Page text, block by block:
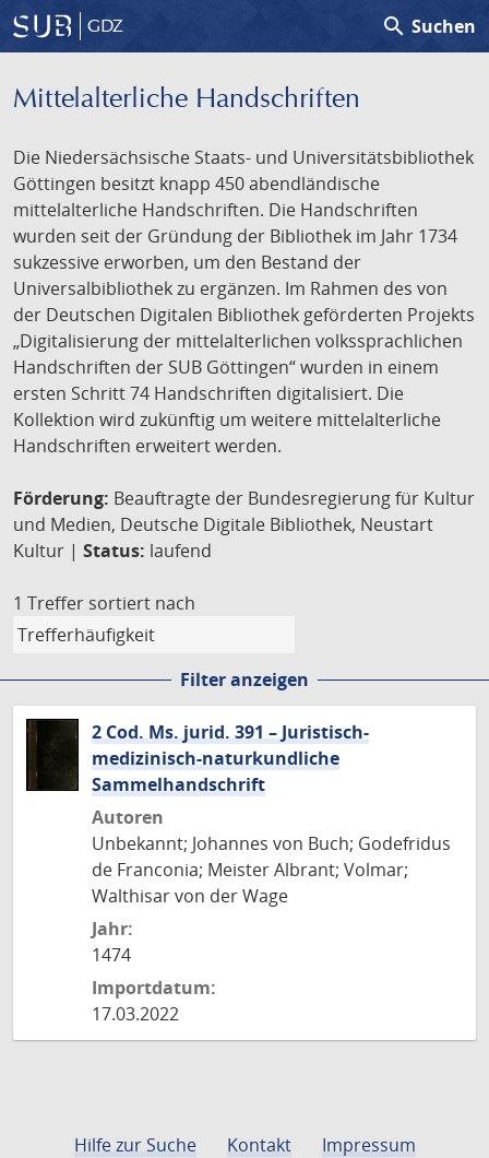
GDZ search Suchen
Mittelalterliche Handschriften
Die Niedersächsische Staats- und Universitätsbibliothek
Göttingen besitzt knapp 450 abendländische
mittelalterliche Handschriften. Die Handschriften
wurden seit der Gründung der Bibliothek im Jahr 1734
sukzessive erworben, um den Bestand der
Universalbibliothek zu ergänzen. Im Rahmen des von
der Deutschen Digitalen Bibliothek geförderten Projekts
„Digitalisierung der mittelalterlichen volkssprachlichen
Handschriften der SUB Göttingen“ wurden in einem
ersten Schritt 74 Handschriften digitalisiert. Die
Kollektion wird zukünftig um weitere mittelalterliche
Handschriften erweitert werden.
Förderung: Beauftragte der Bundesregierung für Kultur
und Medien, Deutsche Digitale Bibliothek, Neustart
Kultur | Status: laufend
1 Treffer sortiert nach
Filter anzeigen
2 Cod. Ms. jurid. 391 – Juristisch-
medizinisch-naturkundliche
Sammelhandschrift
Autoren
Unbekannt; Johannes von Buch; Godefridus
de Franconia; Meister Albrant; Volmar;
Walthisar von der Wage
Jahr:
1474
Importdatum:
17.03.2022
Hilfe zur Suche Kontakt
Impressum